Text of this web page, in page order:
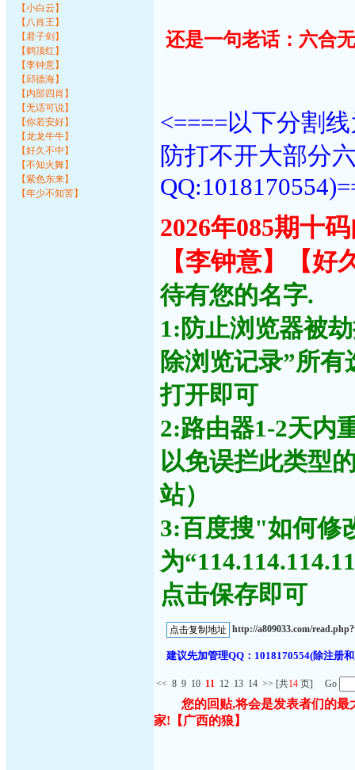
【小白云】
【八肖王】
【君子剑】
【鹤顶红】
【李钟意】
【邱德海】
【内部四肖】
【无话可说】
【你若安好】
【龙龙牛牛】
【好久不中】
【不知火舞】
【紫色东来】
【年少不知苦】
还是一句老话：六合
<====以下分割
防打不开大部分
2026年085期十
【李钟意】【
待有您的名字.
1:防止浏览器被
除浏览记录”所
打开即可
2:路由器1-2天内
以免误拦此类型
站）
3:百度搜"如何修
为
点击保存即可
http://a809033.com/
建议先加管理QQ：1018170554(除注册
<< 8 9 10 11 12 13 14 >> [共14 页] Go
您的回贴,将会是发表者们的
家! 【广西的狼】